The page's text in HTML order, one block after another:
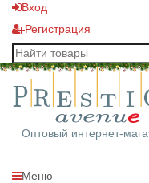
Вход
Регистрация
Оптовый интернет-
Меню